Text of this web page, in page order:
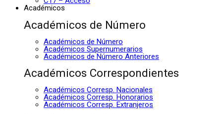
Académicos
Académicos de Número
Académicos de Número
Académicos Supernumerarios
Académicos de Número Anteriores
Académicos Correspondientes
Académicos Corresp. Nacionales
Académicos Corresp. Honorarios
Académicos Corresp. Extranjeros